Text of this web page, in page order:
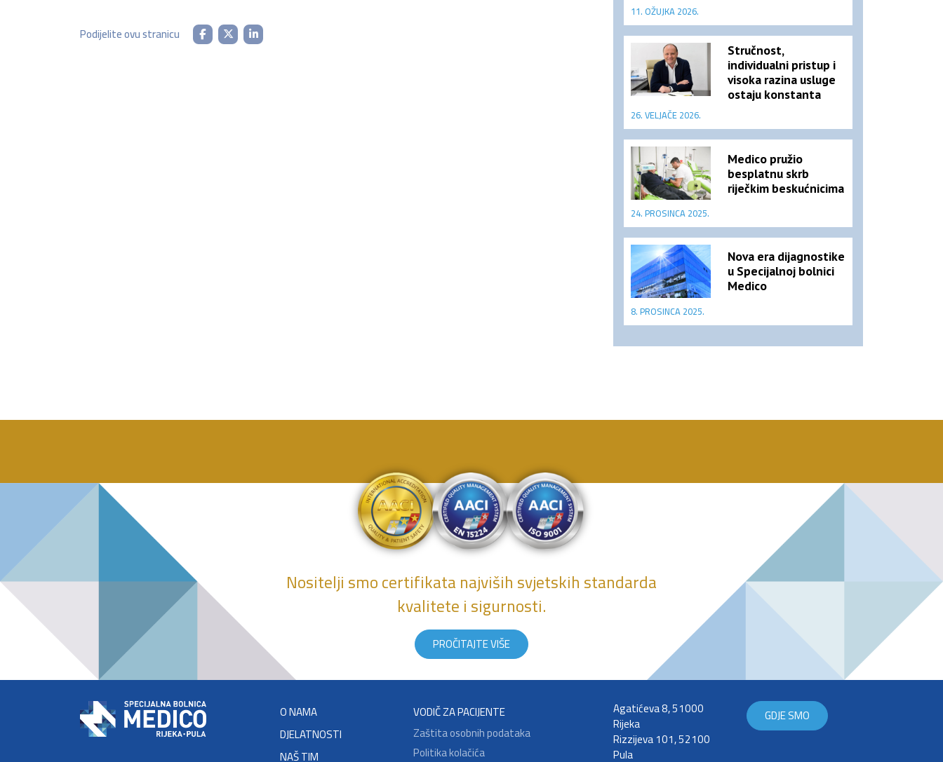
Podijelite ovu stranicu
11. OŽUJKA 2026.
Stručnost,
individualni pristup i
visoka razina usluge
ostaju konstanta
26. VELJAČE 2026.
Medico pružio
besplatnu skrb
riječkim beskućnicima
24. PROSINCA 2025.
Nova era dijagnostike
u Specijalnoj bolnici
Medico
8. PROSINCA 2025.
Nositelji smo certifikata najviših svjetskih standarda
kvalitete i sigurnosti.
PROČITAJTE VIŠE
O NAMA
DJELATNOSTI
NAŠ TIM
VODIČ ZA PACIJENTE
Zaštita osobnih podataka
Politika kolačića
Agatićeva 8, 51000
Rijeka
Rizzijeva 101, 52100
Pula
GDJE SMO